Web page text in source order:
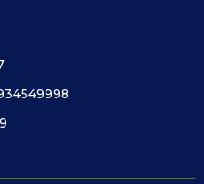
từ KATA là phụ kiện hoàn
thiết kế chuẩn form, chất
thấm, chống trượt và 5
bò), thảm mang lại tiện nghi